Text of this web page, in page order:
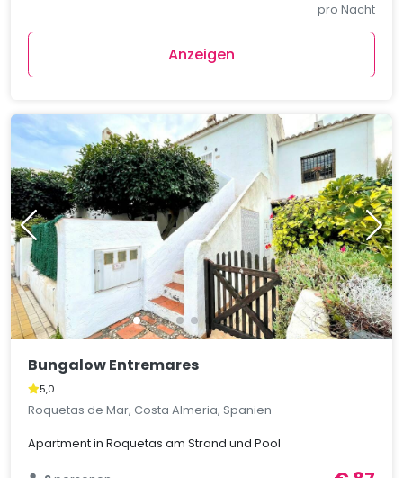
pro Nacht
Anzeigen
Bungalow Entremares
5,0
Roquetas de Mar, Costa Almeria, Spanien
Apartment in Roquetas am Strand und Pool